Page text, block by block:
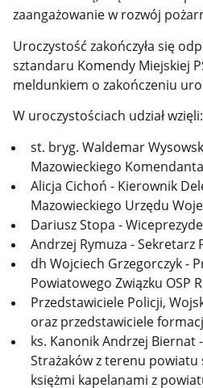
zaangażowanie w rozwój
Uroczystość zakończyła się
sztandaru Komendy Miejskiej
meldunkiem o zakończeniu
W uroczystościach udział wzięli:
st. bryg. Waldemar
Mazowieckiego
Alicja Cichoń - Kierownik
Mazowieckiego Urzędu
Dariusz Stopa -
Andrzej Rymuza - Sekretarz
dh Wojciech Grzegorczyk -
Powiatowego Związku OSP
Przedstawiciele Policji,
oraz przedstawiciele
ks. Kanonik Andrzej Biernat
Strażaków z terenu powiatu
księżmi kapelanami z